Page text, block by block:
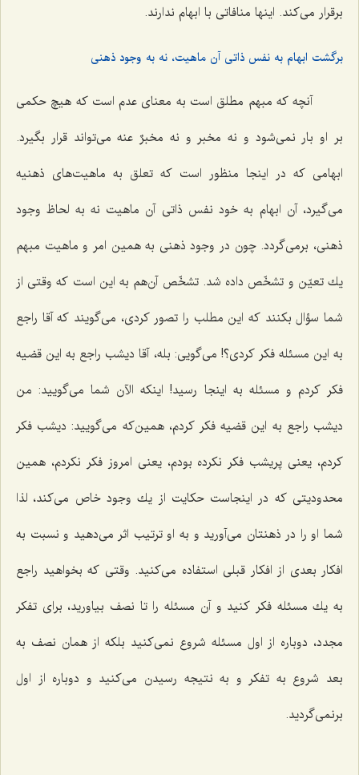
برقرار مى‌كند. اینها منافاتى با ابهام ندارند.
برگشت ابهام به نفس ذاتى آن ماهیت، نه به وجود ذهنی
آنچه كه مبهم مطلق است به معنای عدم است كه هیچ حكمى
بر او بار نمى‌شود و نه مخبر و نه مخبرٌ عنه مى‌تواند قرار بگیرد.
ابهامى كه در اینجا منظور است که تعلق به ماهیت‌هاى ذهنیه
مى‌گیرد، آن ابهام به خود نفس ذاتى آن ماهیت نه به لحاظ وجود
ذهنی، برمى‌گردد. چون در وجود ذهنى به همین امر و ماهیت مبهم
یك تعیّن و تشخّص داده شد. تشخّص آن‌هم به این است كه وقتى از
شما سؤال بكنند که این مطلب را تصور كردی، مى‌گویند كه آقا راجع
به این مسئله فكر كردی؟! مى‌گویى: بله، آقا دیشب راجع به این قضیه
فكر كردم و مسئله به اینجا رسید! اینكه الآن شما مى‌گویید: من
دیشب راجع به این قضیه فكر كردم، همین‌كه مى‌گویید: دیشب فكر
كردم، یعنى پریشب فكر نكرده بودم، یعنى امروز فكر نكردم، همین
محدودیتى كه در اینجاست حكایت از یك وجود خاص مى‌كند، لذا
شما او را در ذهنتان مى‌آورید و به او ترتیب اثر مى‌دهید و نسبت به
افكار بعدی از افكار قبلى استفاده مى‌كنید. وقتى كه بخواهید راجع
به یك مسئله فكر كنید و آن مسئله را تا نصف بیاورید، براى تفكر
مجدد، دوباره از اول مسئله شروع نمى‌كنید بلکه از همان نصف به
بعد شروع به تفكر و به نتیجه رسیدن مى‌كنید و دوباره از اول
برنمى‌گردید.